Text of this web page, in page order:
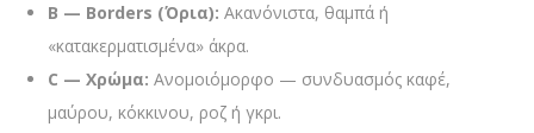
Β — Borders (Όρια): Ακανόνιστα, θαμπά ή
«κατακερματισμένα» άκρα.
C — Χρώμα: Ανομοιόμορφο — συνδυασμός καφέ,
μαύρου, κόκκινου, ροζ ή γκρι.